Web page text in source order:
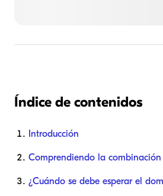
Índice de contenidos
Introducción
Comprendiendo la
¿Cuándo se debe esperar el